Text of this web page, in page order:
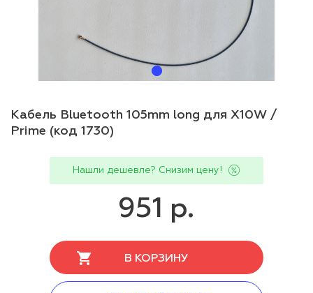
Кабель Bluetooth 105mm long для Х10W /
Prime (код 1730)
Нашли дешевле? Снизим цену!
951 р.
В КОРЗИНУ